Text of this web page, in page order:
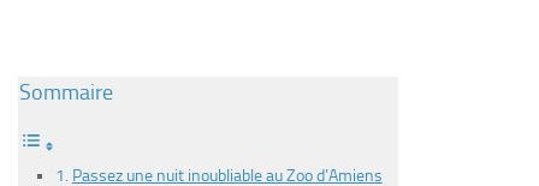
Sommaire
Passez une nuit inoubliable au Zoo d’Amiens